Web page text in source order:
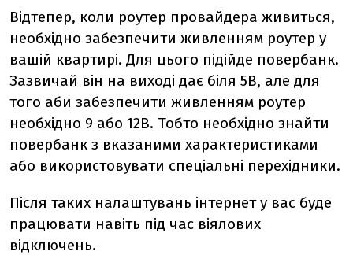
Відтепер, коли роутер провайдера живиться,
необхідно забезпечити живленням роутер у
вашій квартирі. Для цього підійде повербанк.
Зазвичай він на виході дає біля 5В, але для
того аби забезпечити живленням роутер
необхідно 9 або 12В. Тобто необхідно знайти
повербанк з вказаними характеристиками
або використовувати спеціальні перехідники.
Після таких налаштувань інтернет у вас буде
працювати навіть під час віялових
відключень.